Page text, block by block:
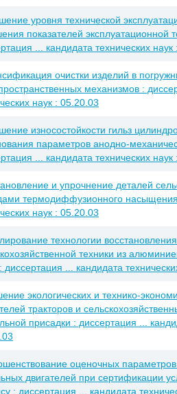
уровня технической
показателей эксплуатационной
... кандидата технических
очистки изделий в
механизмов :
наук : 05.20.03
износостойкости гильз
параметров анодно-
... кандидата технических
и упрочнение деталей
термодиффузионного насыщения
наук : 05.20.03
технологии
техники из
... кандидата
экологических и технико-
тракторов и
присадки : диссертация ...
оценочных
двигателей при сертификации
: диссертация ... кандидата